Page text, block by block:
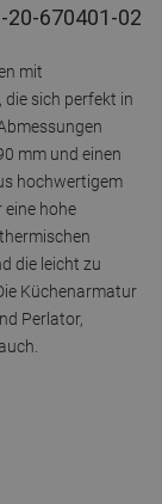
20-670401-02
mit
sich perfekt in
mm und einen
hochwertigem
eine hohe
die leicht zu
Küchenarmatur
Perlator,